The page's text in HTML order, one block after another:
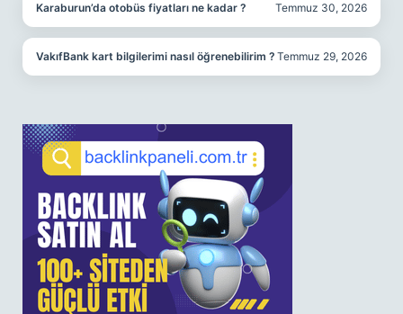
Karaburun’da otobüs fiyatları ne kadar ? Temmuz 30, 2026
VakıfBank kart bilgilerimi nasıl öğrenebilirim ? Temmuz 29, 2026